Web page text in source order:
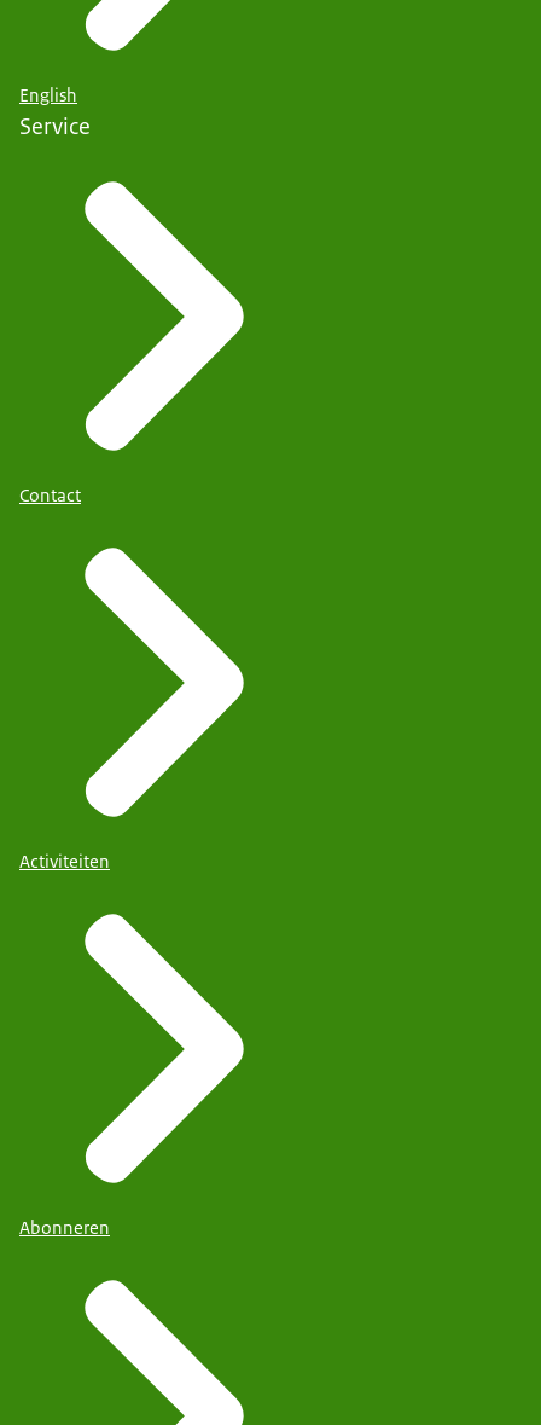
English
Service
Contact
Activiteiten
Abonneren